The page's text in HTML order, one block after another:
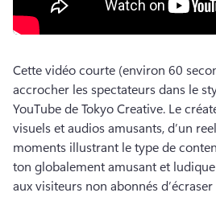
Cette vidéo courte (environ 60
accrocher les spectateurs dans le
YouTube de Tokyo Creative. Le
visuels et audios amusants, d’un
moments illustrant le type de
ton globalement amusant et
aux visiteurs non abonnés